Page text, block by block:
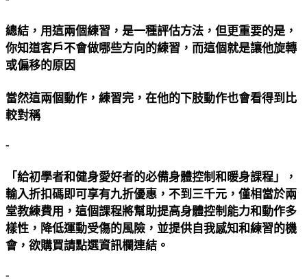
總結，用這兩個練習，是一種評估方法，但更重要的是，
你知道客戶不會做哪些方向的練習，而這個就是讓他旋轉
或偏移的原因
當然這兩個動作，練習完，在他的下肢動作也會看得到比
較對稱
-
「給初學者和健身愛好者的必備身體控制和暖身課程」，
輸入折扣碼即可享有九折優惠，不到三千元，僅相當於兩
堂教練費用，這個課程將幫助提高身體控制能力和動作多
樣性，降低運動受傷的風險，並提供自我感知和練習的機
會，欲購買請點選資訊欄連結。
-